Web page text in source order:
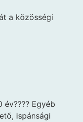
a közösségi
Egyéb
ispánsági